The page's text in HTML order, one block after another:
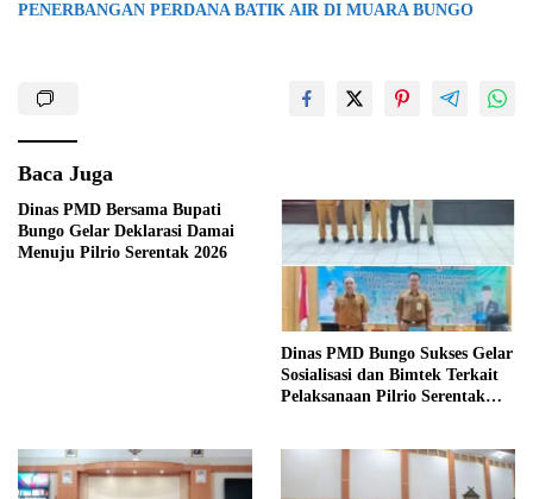
PENERBANGAN PERDANA BATIK AIR DI MUARA BUNGO
Baca Juga
Dinas PMD Bersama Bupati
Bungo Gelar Deklarasi Damai
Menuju Pilrio Serentak 2026
Dinas PMD Bungo Sukses Gelar
Sosialisasi dan Bimtek Terkait
Pelaksanaan Pilrio Serentak